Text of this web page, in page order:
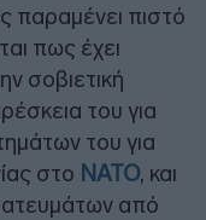
παραμένει πιστό
πως έχει
σοβιετική
του για
του για
στο ΝΑΤΟ, και
από